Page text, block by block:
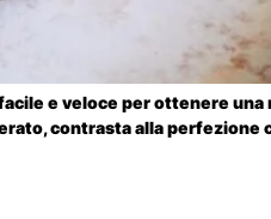
e veloce per ottenere
contrasta alla perfezione